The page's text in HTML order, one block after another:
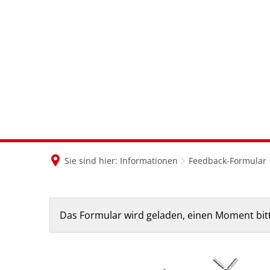
Sie sind hier: Informationen Feedback-Formular
Feedback-
Formular
Das Formular wird geladen, einen Moment